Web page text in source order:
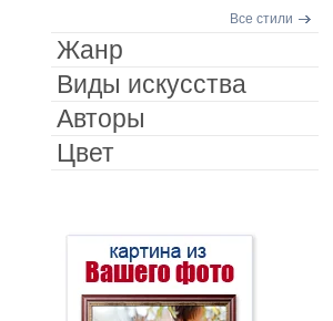
Все стили
Жанр
Виды искусства
Авторы
Цвет